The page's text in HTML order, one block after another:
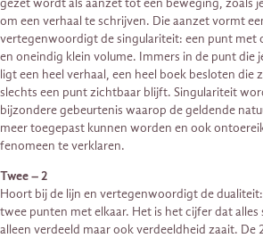
om een verhaal te schrijven. Die aanzet vormt
vertegenwoordigt de singulariteit: een punt met
en oneindig klein volume. Immers in de punt die
ligt een heel verhaal, een heel boek besloten die
slechts een punt zichtbaar blijft. Singulariteit
bijzondere gebeurtenis waarop de geldende
meer toegepast kunnen worden en ook
fenomeen te verklaren.
Twee – 2
Hoort bij de lijn en vertegenwoordigt de
twee punten met elkaar. Het is het cijfer dat
alleen verdeeld maar ook verdeeldheid zaait. De